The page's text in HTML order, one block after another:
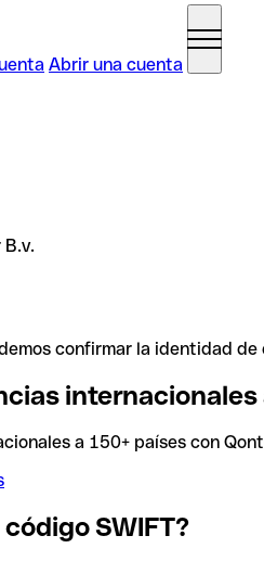
Abrir una cuenta
confirmar la identidad
internacionales
a 150+ países con
SWIFT?